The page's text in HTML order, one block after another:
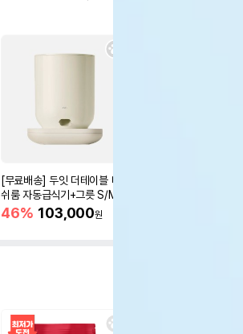
[무료배송] 두잇 더테이블 머
쉬룸 자동급식기+그릇 S/M
46% 103,000원